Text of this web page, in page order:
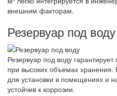
внешним факторам.
Резервуар под воду
Резервуар под воду гарантирует
при высоких объемах хранения.
для установки в помещениях и
устойчив к коррозии.